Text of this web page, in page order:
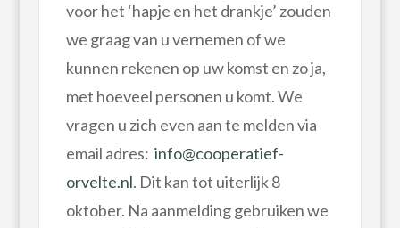
voor het ‘hapje en het drankje’ zouden
we graag van u vernemen of we
kunnen rekenen op uw komst en zo ja,
met hoeveel personen u komt. We
vragen u zich even aan te melden via
email adres: info@cooperatief-
orvelte.nl. Dit kan tot uiterlijk 8
oktober. Na aanmelding gebruiken we